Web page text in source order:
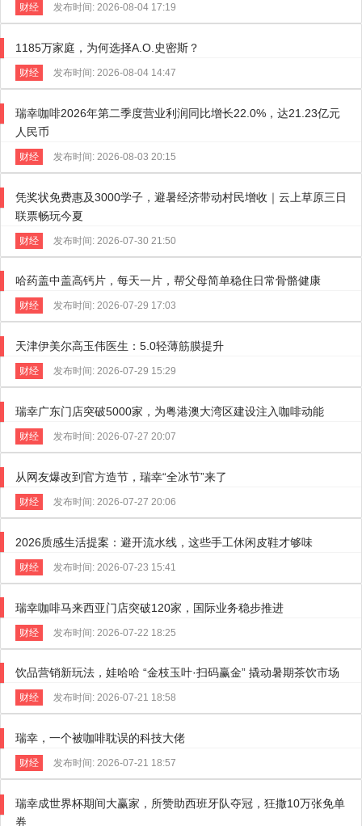
财经 发布时间: 2026-08-04 17:19
1185万家庭，为何选择A.O.史密斯？
财经 发布时间: 2026-08-04 14:47
瑞幸咖啡2026年第二季度营业利润同比增长22.0%，达21.23亿元
人民币
财经 发布时间: 2026-08-03 20:15
凭奖状免费惠及3000学子，避暑经济带动村民增收｜云上草原三日
联票畅玩今夏
财经 发布时间: 2026-07-30 21:50
哈药盖中盖高钙片，每天一片，帮父母简单稳住日常骨骼健康
财经 发布时间: 2026-07-29 17:03
天津伊美尔高玉伟医生：5.0轻薄筋膜提升
财经 发布时间: 2026-07-29 15:29
瑞幸广东门店突破5000家，为粤港澳大湾区建设注入咖啡动能
财经 发布时间: 2026-07-27 20:07
从网友爆改到官方造节，瑞幸“全冰节”来了
财经 发布时间: 2026-07-27 20:06
2026质感生活提案：避开流水线，这些手工休闲皮鞋才够味
财经 发布时间: 2026-07-23 15:41
瑞幸咖啡马来西亚门店突破120家，国际业务稳步推进
财经 发布时间: 2026-07-22 18:25
饮品营销新玩法，娃哈哈 “金枝玉叶·扫码赢金” 撬动暑期茶饮市场
财经 发布时间: 2026-07-21 18:58
瑞幸，一个被咖啡耽误的科技大佬
财经 发布时间: 2026-07-21 18:57
瑞幸成世界杯期间大赢家，所赞助西班牙队夺冠，狂撒10万张免单
券